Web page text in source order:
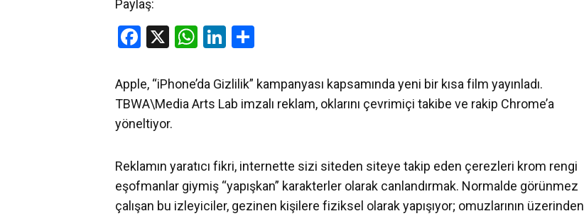
Paylaş:
Facebook
X WhatsApp
LinkedIn
Apple, “iPhone’da Gizlilik” kampanyası kapsamında yeni bir kısa film yayınladı.
TBWA\Media Arts Lab imzalı reklam, oklarını çevrimiçi takibe ve rakip Chrome’a
yöneltiyor.
Reklamın yaratıcı fikri, internette sizi siteden siteye takip eden çerezleri krom rengi
eşofmanlar giymiş “yapışkan” karakterler olarak canlandırmak. Normalde görünmez
çalışan bu izleyiciler, gezinen kişilere fiziksel olarak yapışıyor; omuzlarının üzerinden